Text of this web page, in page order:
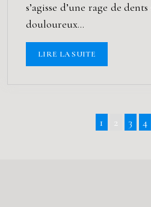
s’agisse d’une rage de
douloureux…
LIRE LA SUITE
1 2 3 4